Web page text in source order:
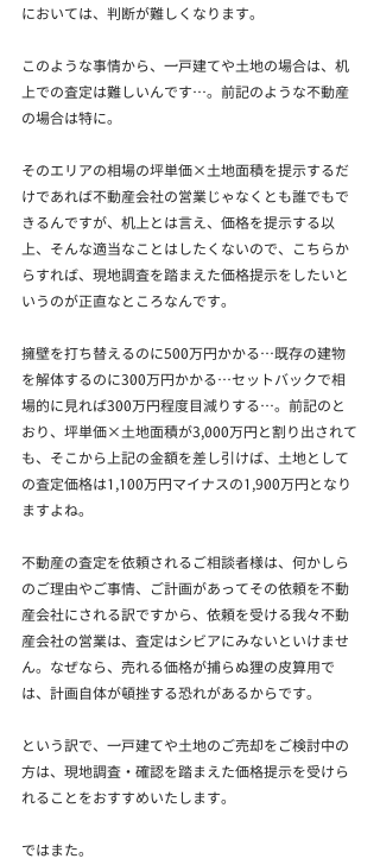
においては、判断が難しくなります。
このような事情から、一戸建てや土地の場合は、机
上での査定は難しいんです…。前記のような不動産
の場合は特に。
そのエリアの相場の坪単価×土地面積を提示するだ
けであれば不動産会社の営業じゃなくとも誰でもで
きるんですが、机上とは言え、価格を提示する以
上、そんな適当なことはしたくないので、こちらか
らすれば、現地調査を踏まえた価格提示をしたいと
いうのが正直なところなんです。
擁壁を打ち替えるのに500万円かかる…既存の建物
を解体するのに300万円かかる…セットバックで相
場的に見れば300万円程度目減りする…。前記のと
おり、坪単価×土地面積が3,000万円と割り出されて
も、そこから上記の金額を差し引けば、土地として
の査定価格は1,100万円マイナスの1,900万円となり
ますよね。
不動産の査定を依頼されるご相談者様は、何かしら
のご理由やご事情、ご計画があってその依頼を不動
産会社にされる訳ですから、依頼を受ける我々不動
産会社の営業は、査定はシビアにみないといけませ
ん。なぜなら、売れる価格が捕らぬ狸の皮算用で
は、計画自体が頓挫する恐れがあるからです。
という訳で、一戸建てや土地のご売却をご検討中の
方は、現地調査・確認を踏まえた価格提示を受けら
れることをおすすめいたします。
ではまた。